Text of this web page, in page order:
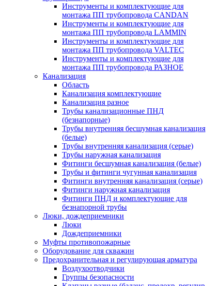
Инструменты и комплектующие для
монтажа ПП трубопровода CANDAN
Инструменты и комплектующие для
монтажа ПП трубопровода LAMMIN
Инструменты и комплектующие для
монтажа ПП трубопровода VALTEC
Инструменты и комплектующие для
монтажа ПП трубопровода РАЗНОЕ
Канализация
Область
Канализация комплектующие
Канализация разное
Трубы канализационные ПНД
(безнапорные)
Трубы внутренняя бесшумная канализация
(белые)
Трубы внутренняя канализация (серые)
Трубы наружная канализация
Фитинги бесшумная канализация (белые)
Трубы и фитинги чугунная канализация
Фитинги внутренняя канализация (серые)
Фитинги наружная канализация
Фитинги ПНД и комплектующие для
безнапорной трубы
Люки, дождеприемники
Люки
Дождеприемники
Муфты противопожарные
Оборудование для скважин
Предохранительная и регулирующая арматура
Воздухоотводчики
Группы безопасности